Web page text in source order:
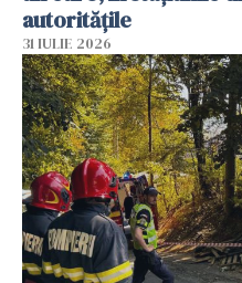
autoritățile
31 IULIE 2026